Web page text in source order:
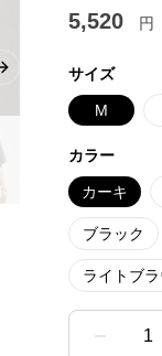
Next slide
5,520 円
サイズ
M
カラー
カーキ
ブラック
ライトブ
1